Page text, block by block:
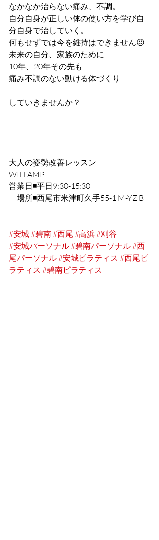
なかなか治らない痛み、不調。
自分自身が正しい体の使い方を学び自
分自身で治していく。
何もせずでは今を維持はできません😣
未来の自分、家族のために
10年、20年その先も
痛み不調のない動ける体づくり
していきませんか？
大人の姿勢改善レッスン
WILLAMP
営業日◾️平日9:30-15:30
場所◾️西尾市米津町久手55-1 M-YZ B
#安城#碧南#西尾 #高浜#刈谷
#安城パーソナル#碧南パーソナル#西
尾パーソナル#安城ピラティス #西尾ピ
ラティス #碧南ピラティス